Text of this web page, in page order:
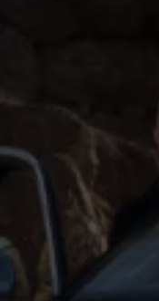
Carga y
Dónde
Cómo
Tecnología y
Plan Auto+
Mundo Volkswagen
Volkswagen
Digital
Club